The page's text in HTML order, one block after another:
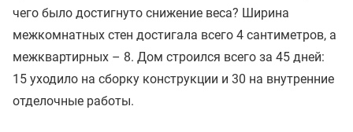
чего было достигнуто снижение веса? Ширина
межкомнатных стен достигала всего 4 сантиметров, а
межквартирных – 8. Дом строился всего за 45 дней:
15 уходило на сборку конструкции и 30 на внутренние
отделочные работы.